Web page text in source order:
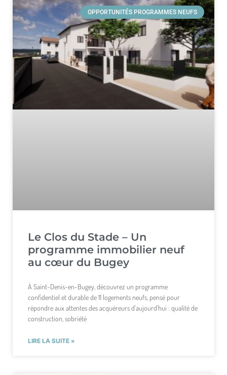
OPPORTUNITÉS PROGRAMMES NEUFS
Le Clos du Stade – Un
programme immobilier neuf
au cœur du Bugey
À Saint-Denis-en-Bugey, découvrez un programme
confidentiel et durable de 11 logements neufs, pensé pour
répondre aux attentes des acquéreurs d’aujourd’hui : qualité de
construction, sobriété
LIRE LA SUITE »